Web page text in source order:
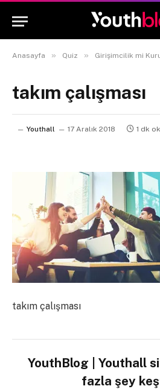
Anasayfa » Quiz » Girişimcilik mi
takım çalışması
Youthall 17 Aralık 2018 1 dk
takım çalışması
YouthBlog | Youthall
fazla şey